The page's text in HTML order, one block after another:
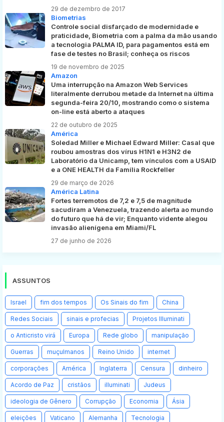
29 de dezembro de 2017
Biometrias
Controle social disfarçado de modernidade e
praticidade, Biometria com a palma da mão usando
a tecnologia PALMA ID, para pagamentos está em
fase de testes no Brasil; conheça os riscos
19 de novembro de 2025
Amazon
Uma interrupção na Amazon Web Services
literalmente derrubou metade da Internet na última
segunda-feira 20/10, mostrando como o sistema
on-line está aberto a ataques
22 de outubro de 2025
América
Soledad Miller e Michael Edward Miller: Casal que
roubou amostras dos vírus H1N1 e H3N2 de
Laboratório da Unicamp, tem vínculos com a USAID
e a ONE HEALTH da Família Rockfeller
29 de março de 2026
América Latina
Fortes terremotos de 7,2 e 7,5 de magnitude
sacudiram a Venezuela, trazendo alerta ao mundo
do futuro que há de vir; Enquanto vidente alegou
invasão alienígena em Miami/FL
27 de junho de 2026
ASSUNTOS
Israel fim dos tempos Os Sinais do fim China
Redes Sociais sinais e profecias Projetos Illuminati
o Anticristo virá Europa Rede globo manipulação
Guerras muçulmanos Reino Unido internet
corporações América Inglaterra Censura dinheiro
Acordo de Paz cristãos illuminati Judeus
ideologia de Gênero Corrupção Economia Ásia
eleições Vaticano Alemanha Tecnologia